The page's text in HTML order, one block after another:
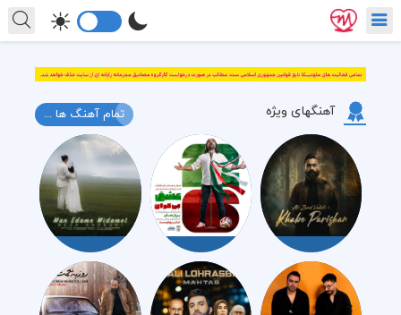
آهنگهای ویژه تمام آهنگ ها ...